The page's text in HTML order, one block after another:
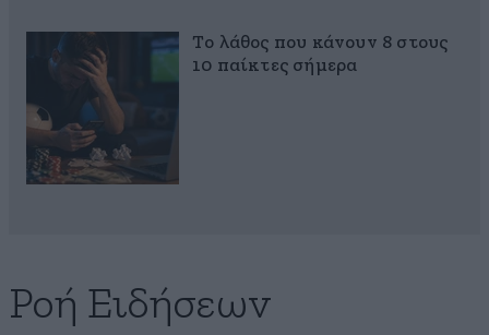
Το λάθος που κάνουν 8 στους
10 παίκτες σήμερα
Ροή Ειδήσεων